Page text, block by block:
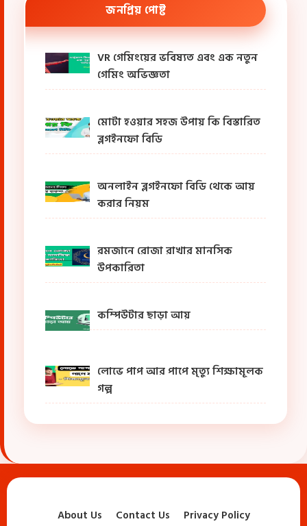
জনপ্রিয় পোষ্ট
VR গেমিংয়ের ভবিষ্যত এবং এক নতুন
গেমিং অভিজ্ঞতা
মোটা হওয়ার সহজ উপায় কি বিস্তারিত
ব্লগইনফো বিডি
অনলাইন ব্লগইনফো বিডি থেকে আয়
করার নিয়ম
রমজানে রোজা রাখার মানসিক
উপকারিতা
কম্পিউটার ছাড়া আয়
লোভে পাপ আর পাপে মৃত্যু শিক্ষামূলক
গল্প
About Us Contact Us Privacy Policy